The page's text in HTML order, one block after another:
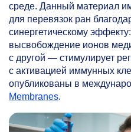
среде. Данный материал
для перевязок ран
синергетическому
высвобождение ионов
с другой — стимулирует
с активацией иммунных
опубликованы в
Membranes.